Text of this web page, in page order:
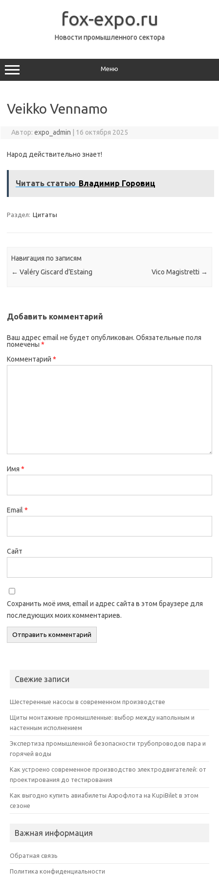
fox-expo.ru
Новости промышленного сектора
Меню
Veikko Vennamo
Автор: expo_admin 16 октября 2025
Народ действительно знает!
Читать статью Владимир Горовиц
Раздел: Цитаты
Навигация по записям
← Valéry Giscard d’Estaing Vico Magistretti →
Добавить комментарий
Ваш адрес email не будет опубликован. Обязательные поля
помечены *
Комментарий *
Имя *
Email *
Сайт
Сохранить моё имя, email и адрес сайта в этом браузере для
последующих моих комментариев.
Свежие записи
Шестеренные насосы в современном производстве
Щиты монтажные промышленные: выбор между напольным и
настенным исполнением
Экспертиза промышленной безопасности трубопроводов пара и
горячей воды
Как устроено современное производство электродвигателей: от
проектирования до тестирования
Как выгодно купить авиабилеты Аэрофлота на KupiBilet в этом
сезоне
Важная информация
Обратная связь
Политика конфиденциальности